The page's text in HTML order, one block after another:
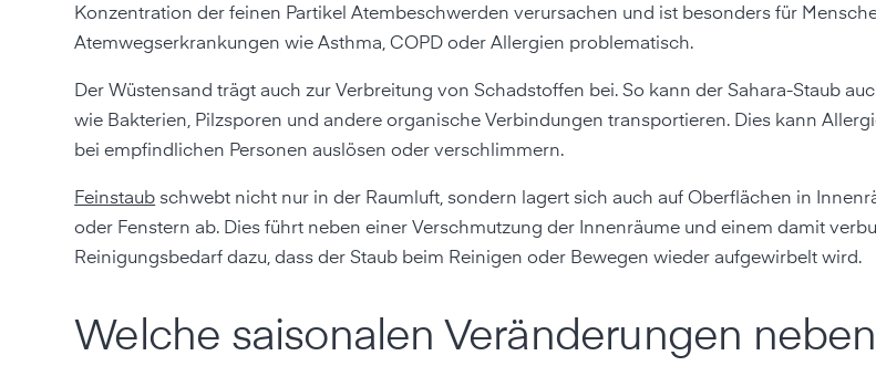
Konzentration der feinen Partikel Atembeschwerden verursachen und ist besonders für
Atemwegserkrankungen wie Asthma, COPD oder Allergien problematisch.
Der Wüstensand trägt auch zur Verbreitung von Schadstoffen bei. So kann der Sahara-Staub
wie Bakterien, Pilzsporen und andere organische Verbindungen transportieren. Dies kann
bei empfindlichen Personen auslösen oder verschlimmern.
Feinstaub schwebt nicht nur in der Raumluft, sondern lagert sich auch auf Oberflächen in
oder Fenstern ab. Dies führt neben einer Verschmutzung der Innenräume und einem damit
Reinigungsbedarf dazu, dass der Staub beim Reinigen oder Bewegen wieder aufgewirbelt wird.
Welche saisonalen Veränderungen